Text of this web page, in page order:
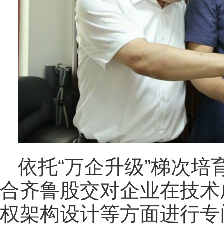
依托“万企升级”梯次
合齐鲁股交对企业在技
权架构设计等方面进行